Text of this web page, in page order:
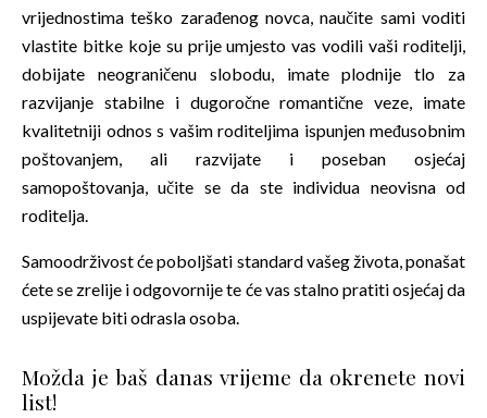
vrijednostima teško zarađenog novca, naučite sami voditi
vlastite bitke koje su prije umjesto vas vodili vaši roditelji,
dobijate neograničenu slobodu, imate plodnije tlo za
razvijanje stabilne i dugoročne romantične veze, imate
kvalitetniji odnos s vašim roditeljima ispunjen međusobnim
poštovanjem, ali razvijate i poseban osjećaj
samopoštovanja, učite se da ste individua neovisna od
roditelja.
Samoodrživost će poboljšati standard vašeg života, ponašat
ćete se zrelije i odgovornije te će vas stalno pratiti osjećaj da
uspijevate biti odrasla osoba.
Možda je baš danas vrijeme da okrenete novi
list!